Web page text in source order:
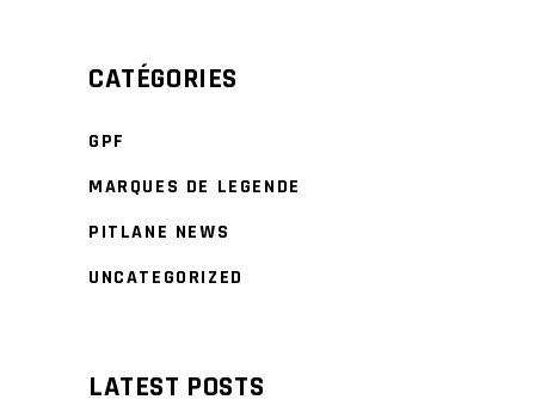
CATÉGORIES
GPF
MARQUES DE LEGENDE
PITLANE NEWS
UNCATEGORIZED
LATEST POSTS